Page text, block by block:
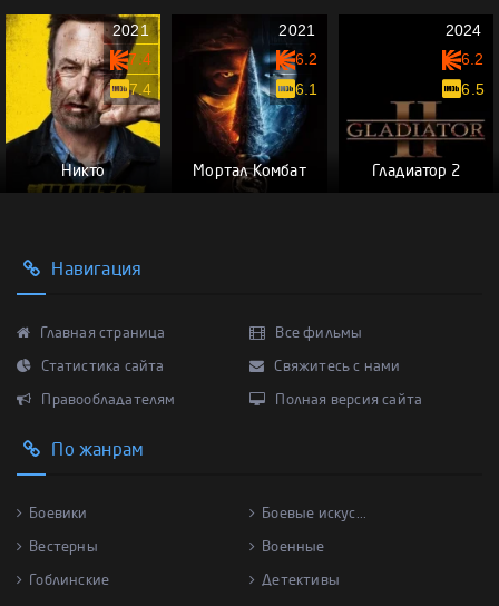
Никто
2021
7.4
7.4
Мортал Комбат
2021
6.2
6.1
Гладиатор 2
2024
6.2
6.5
Навигация
Главная страница Все фильмы
Статистика сайта Свяжитесь с нами
Правообладателям Полная версия сайта
По жанрам
Боевики Боевые искус...
Вестерны Военные
Гоблинские Детективы